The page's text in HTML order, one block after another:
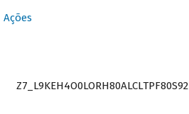
Ações
Z7_L9KEH4O0LORH80ALCLTPF80S92